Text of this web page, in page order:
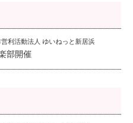
利活動法人 ゆいねっと新居浜
部開催